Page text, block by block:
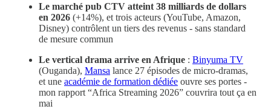
Le marché pub CTV atteint 38 milliards de dollars
en 2026 (+14%), et trois acteurs (YouTube, Amazon,
Disney) contrôlent un tiers des revenus - sans standard
de mesure commun
Le vertical drama arrive en Afrique : Binyuma TV
(Ouganda), Mansa lance 27 épisodes de micro-dramas,
et une académie de formation dédiée ouvre ses portes -
mon rapport “Africa Streaming 2026” couvrira tout ça en
mai